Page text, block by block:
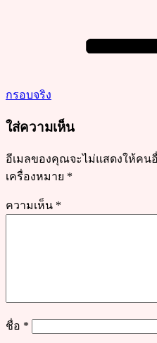
กรอบจริง
ใส่ความเห็น
อีเมลของคุณจะไม่แสดงให้คน
เครื่องหมาย *
ความเห็น *
ชื่อ *